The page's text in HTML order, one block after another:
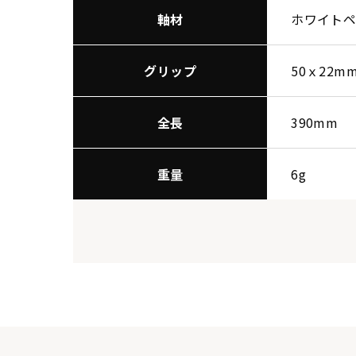
軸材 ホワイト
グリップ 50ｘ
全長 390mm
重量 6g